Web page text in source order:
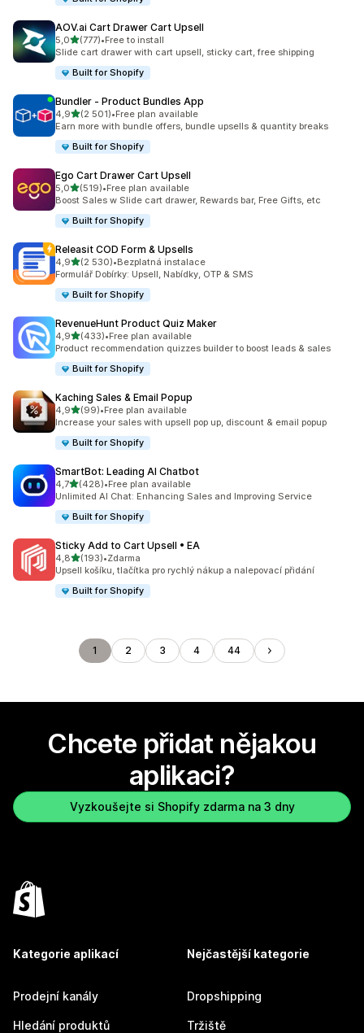
AOV.ai Cart Drawer Cart Upsell
5,0z 5 hvězd
(777)
Celkový počet recenzí: 777
•Free to install
Slide cart drawer with cart upsell, sticky cart, free shipping
Built for Shopify
Bundler ‑ Product Bundles App
4,9z 5 hvězd
(2 501)
Celkový počet recenzí: 2501
•Free plan available
Earn more with bundle offers, bundle upsells & quantity breaks
Built for Shopify
Ego Cart Drawer Cart Upsell
5,0z 5 hvězd
(519)
Celkový počet recenzí: 519
•Free plan available
Boost Sales w Slide cart drawer, Rewards bar, Free Gifts, etc
Built for Shopify
Releasit COD Form & Upsells
4,9z 5 hvězd
(2 530)
Celkový počet recenzí: 2530
•Bezplatná instalace
Formulář Dobírky: Upsell, Nabídky, OTP & SMS
Built for Shopify
RevenueHunt Product Quiz Maker
4,9z 5 hvězd
(433)
Celkový počet recenzí: 433
•Free plan available
Product recommendation quizzes builder to boost leads & sales
Built for Shopify
Kaching Sales & Email Popup
4,9z 5 hvězd
(99)
Celkový počet recenzí: 99
•Free plan available
Increase your sales with upsell pop up, discount & email popup
Built for Shopify
SmartBot: Leading AI Chatbot
4,7z 5 hvězd
(428)
Celkový počet recenzí: 428
•Free plan available
Unlimited AI Chat: Enhancing Sales and Improving Service
Built for Shopify
Sticky Add to Cart Upsell • EA
4,8z 5 hvězd
(193)
Celkový počet recenzí: 193
•Zdarma
Upsell košíku, tlačítka pro rychlý nákup a nalepovací přidání
Built for Shopify
1 2 3 4 44
Chcete přidat nějakou
aplikaci?
Vyzkoušejte si Shopify zdarma na 3 dny
Kategorie aplikací
Prodejní kanály
Hledání produktů
Nejčastější kategorie
Dropshipping
Tržiště